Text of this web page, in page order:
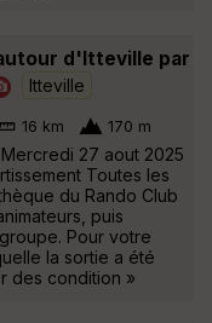
d'Itteville par
Itteville
16 km 170 m
27 aout 2025
Toutes les
du Rando Club
puis
Pour votre
la sortie a été
des condition »